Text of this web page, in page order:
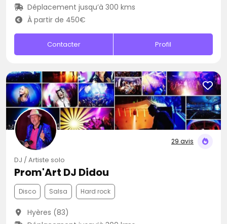
Déplacement jusqu’à 300 kms
À partir de 450€
Contacter Profil
29 avis
DJ / Artiste solo
Prom'Art DJ Didou
Disco Salsa Hard rock
Hyères (83)